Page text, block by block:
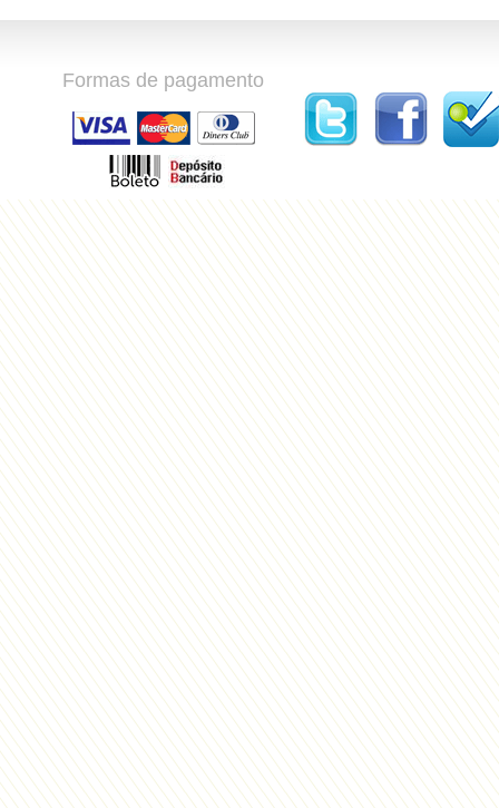
Formas de pagamento